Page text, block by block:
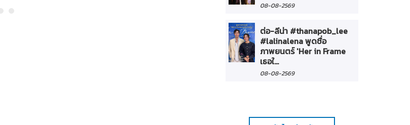
08-08-2569
ต่อ-ลีน่า #thanapob_lee
#lalinalena พูดชื่อ
ภาพยนตร์ 'Her in Frame
เธอใ...
08-08-2569